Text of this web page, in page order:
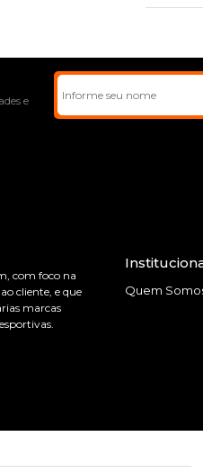
e
com foco na
cliente, e que
marcas
Quem